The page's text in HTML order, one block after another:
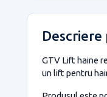
Descriere
GTV Lift haine
un lift pentru